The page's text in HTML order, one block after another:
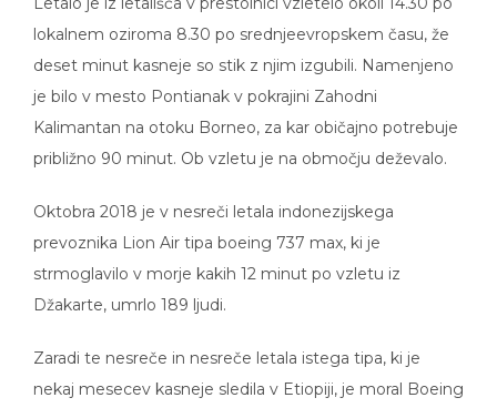
lokalnem oziroma 8.30 po srednjeevropskem času, že
deset minut kasneje so stik z njim izgubili. Namenjeno
je bilo v mesto Pontianak v pokrajini Zahodni
Kalimantan na otoku Borneo, za kar običajno potrebuje
približno 90 minut. Ob vzletu je na območju deževalo.
Oktobra 2018 je v nesreči letala indonezijskega
prevoznika Lion Air tipa boeing 737 max, ki je
strmoglavilo v morje kakih 12 minut po vzletu iz
Džakarte, umrlo 189 ljudi.
Zaradi te nesreče in nesreče letala istega tipa, ki je
nekaj mesecev kasneje sledila v Etiopiji, je moral Boeing